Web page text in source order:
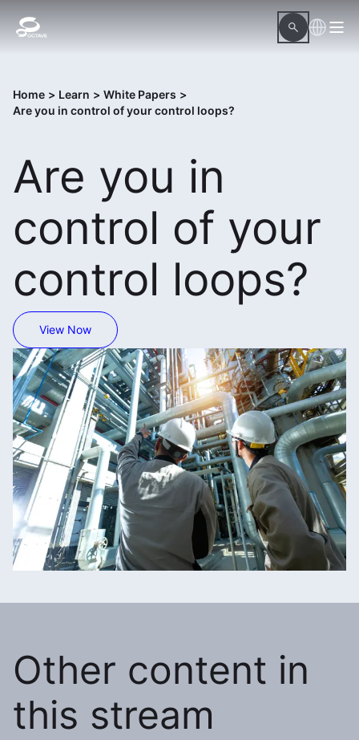
Home > Learn > White Papers >
Are you in control of your control loops?
Are you in
control of your
control loops?
View Now
Other content in
this stream